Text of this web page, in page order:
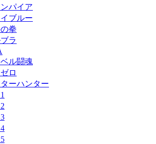
パイア
ブルー
拳
ラ
ル闘魂
ロ
ーハンター